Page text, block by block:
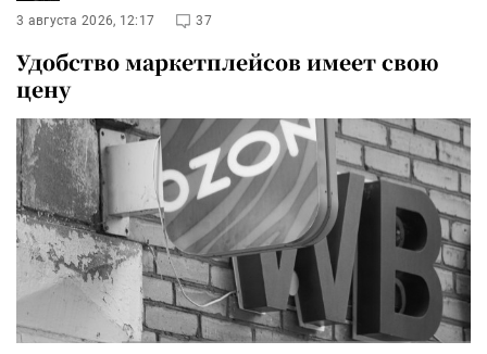
3 августа 2026, 12:17 37
Удобство маркетплейсов имеет свою
цену